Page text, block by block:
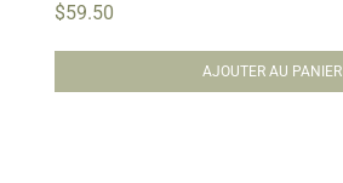
$59.50
AJOUTER AU PANIER